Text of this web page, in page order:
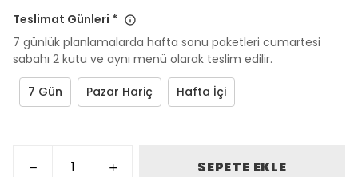
Teslimat Günleri *
7 günlük planlamalarda hafta sonu paketleri cumartesi
sabahı 2 kutu ve aynı menü olarak teslim edilir.
7 Gün Pazar Hariç Hafta İçi
SEPETE EKLE